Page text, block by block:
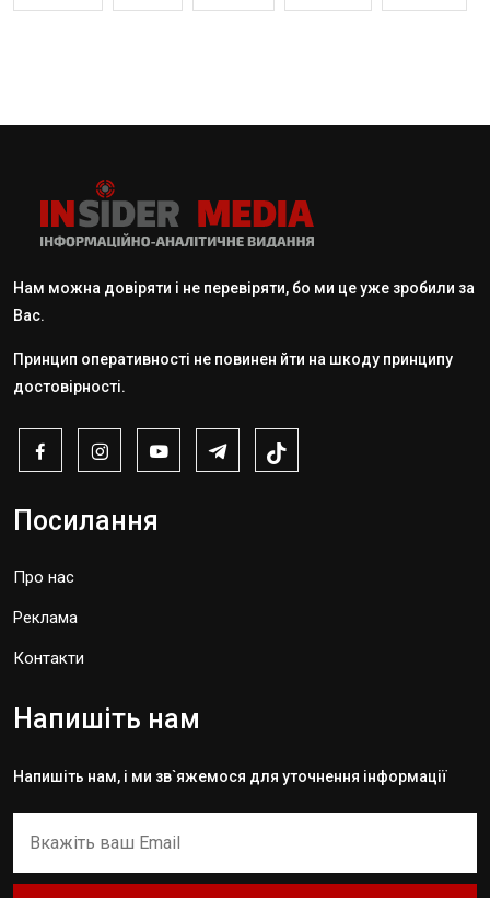
Нам можна довіряти і не перевіряти, бо ми це уже зробили за
Вас.
Принцип оперативності не повинен йти на шкоду принципу
достовірності.
Посилання
Про нас
Реклама
Контакти
Напишіть нам
Напишіть нам, і ми зв`яжемося для уточнення інформації